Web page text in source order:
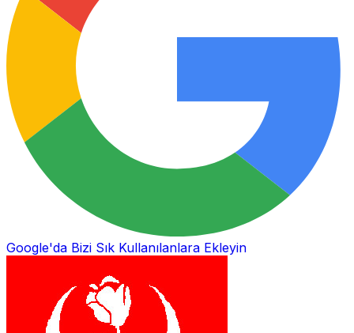
Google'da Bizi Sık Kullanılanlara Ekleyin